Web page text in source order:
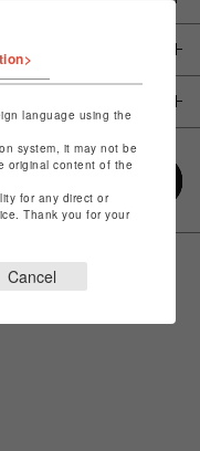
language using the
system, it may not be
original content of the
for any direct or
Thank you for your
Cancel